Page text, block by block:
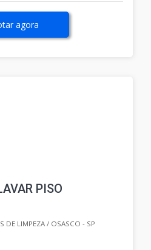
agora
PISO
DE LIMPEZA / OSASCO - SP